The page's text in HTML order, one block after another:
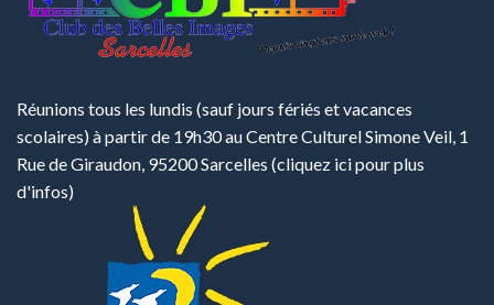
Réunions tous les lundis (sauf jours fériés et vacances
scolaires) à partir de 19h30 au Centre Culturel Simone Veil, 1
Rue de Giraudon, 95200 Sarcelles (cliquez ici pour plus
d'infos)